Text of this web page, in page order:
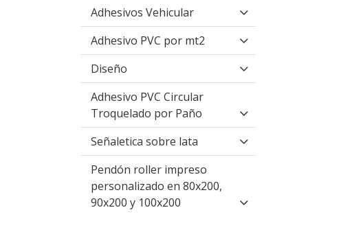
Adhesivos Vehicular
Adhesivo PVC por mt2
Diseño
Adhesivo PVC Circular
Troquelado por Paño
Señaletica sobre lata
Pendón roller impreso
personalizado en 80x200,
90x200 y 100x200